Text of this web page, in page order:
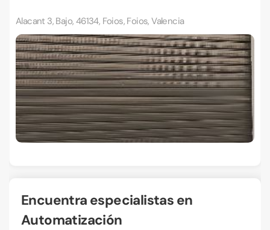
Alacant 3, Bajo, 46134, Foios, Foios, Valencia
Encuentra especialistas en
Automatización